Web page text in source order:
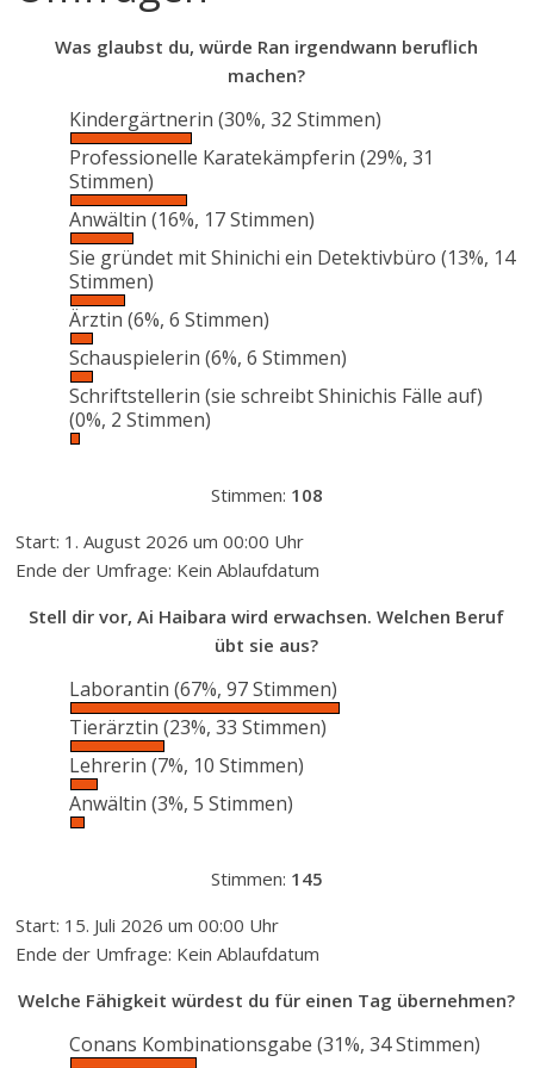
Was glaubst du, würde Ran irgendwann beruflich
machen?
Kindergärtnerin(30%, 32 Stimmen)
Professionelle Karatekämpferin(29%, 31
Stimmen)
Anwältin(16%, 17 Stimmen)
Sie gründet mit Shinichi ein Detektivbüro(13%, 14
Stimmen)
Ärztin(6%, 6 Stimmen)
Schauspielerin(6%, 6 Stimmen)
Schriftstellerin (sie schreibt Shinichis Fälle auf)
(0%, 2 Stimmen)
Stimmen: 108
Start: 1. August 2026 um 00:00 Uhr
Ende der Umfrage: Kein Ablaufdatum
Stell dir vor, Ai Haibara wird erwachsen. Welchen Beruf
übt sie aus?
Laborantin(67%, 97 Stimmen)
Tierärztin(23%, 33 Stimmen)
Lehrerin(7%, 10 Stimmen)
Anwältin(3%, 5 Stimmen)
Stimmen: 145
Start: 15. Juli 2026 um 00:00 Uhr
Ende der Umfrage: Kein Ablaufdatum
Welche Fähigkeit würdest du für einen Tag übernehmen?
Conans Kombinationsgabe(31%, 34 Stimmen)